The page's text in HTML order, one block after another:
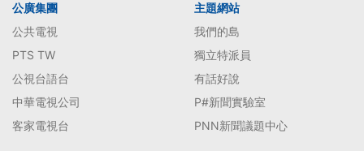
公廣集團
公共電視
PTS TW
公視台語台
中華電視公司
客家電視台
主題網站
我們的島
獨立特派員
有話好說
P#新聞實驗室
PNN新聞議題中心